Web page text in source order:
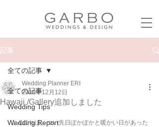
記事
全ての記事
Wedding Tips
Wedding Report
全ての記事
Hawaii /Gallery追加しました
Wedding Planner ERI
2018年12月12日
こんにちは。つい先日ぽかぽかと暖かい日があった